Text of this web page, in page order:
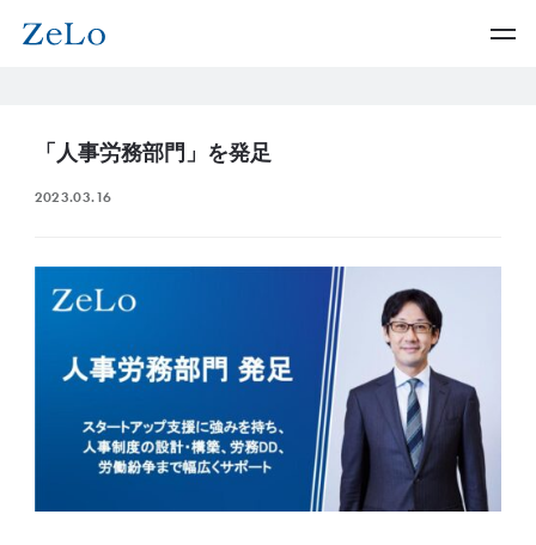
「人事労務部門」を発足
2023.03.16